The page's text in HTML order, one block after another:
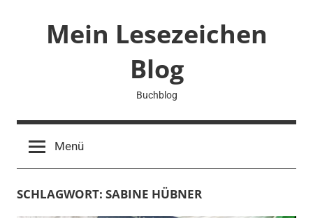
Mein Lesezeichen
Blog
Buchblog
Menü
SCHLAGWORT: SABINE HÜBNER